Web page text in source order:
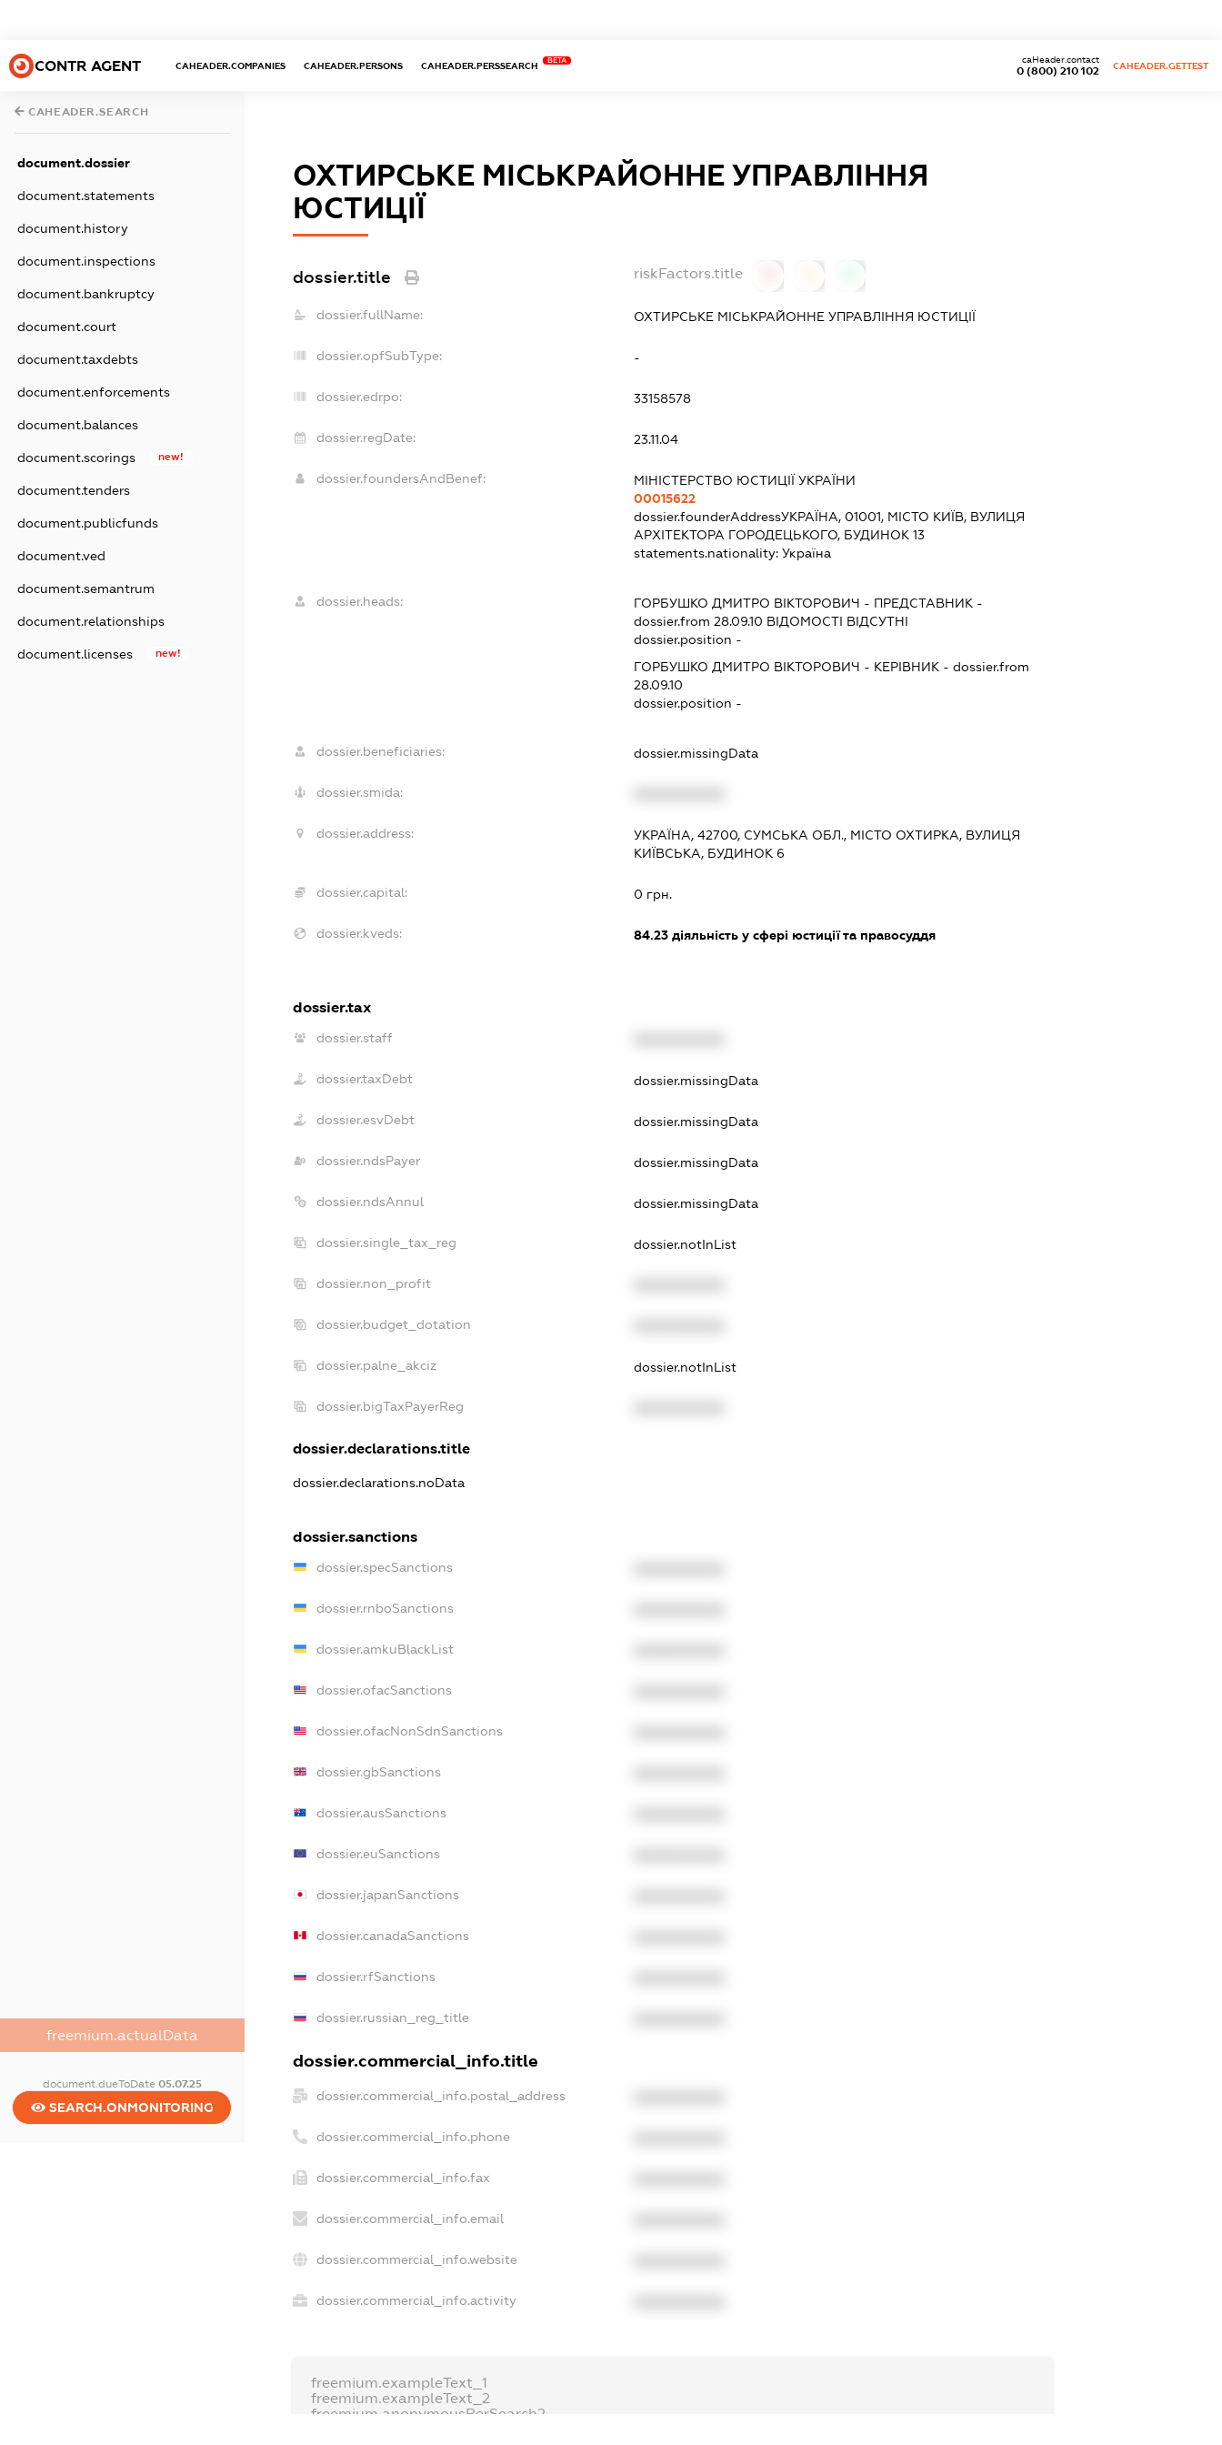
CONTR AGENT CAHEADER.COMPANIES CAHEADER.PERSONS CAHEADER.PERSSEARCH
BETA
0 (800) 210 102
caHeader.contact
CAHEADER.GETTEST
CAHEADER.SEARCH
document.dossier
document.statements
document.history
document.inspections
document.bankruptcy
document.court
document.taxdebts
document.enforcements
document.balances
document.scorings new!
document.tenders
document.publicfunds
document.ved
document.semantrum
document.relationships
document.licenses new!
freemium.actualData
document.dueToDate 05.07.25
SEARCH.ONMONITORING
ОХТИРСЬКЕ МІСЬКРАЙОННЕ УПРАВЛІННЯ
ЮСТИЦІЇ
dossier.title riskFactors.title
dossier.fullName: ОХТИРСЬКЕ МІСЬКРАЙОННЕ УПРАВЛІННЯ ЮСТИЦІЇ
dossier.opfSubType: -
dossier.edrpo: 33158578
dossier.regDate: 23.11.04
dossier.foundersAndBenef:
МІНІСТЕРСТВО ЮСТИЦІЇ УКРАЇНИ
00015622
dossier.founderAddressУКРАЇНА, 01001, МІСТО КИЇВ, ВУЛИЦЯ
АРХІТЕКТОРА ГОРОДЕЦЬКОГО, БУДИНОК 13
statements.nationality:Україна
dossier.heads: ГОРБУШКО ДМИТРО ВІКТОРОВИЧ - ПРЕДСТАВНИК -
dossier.from 28.09.10 ВІДОМОСТІ ВІДСУТНІ
dossier.position -
ГОРБУШКО ДМИТРО ВІКТОРОВИЧ - КЕРІВНИК - dossier.from
28.09.10
dossier.position -
dossier.beneficiaries: dossier.missingData
dossier.smida:
dossier.address:
УКРАЇНА, 42700, СУМСЬКА ОБЛ., МІСТО ОХТИРКА, ВУЛИЦЯ
КИЇВСЬКА, БУДИНОК 6
dossier.capital: 0 грн.
dossier.kveds: 84.23 діяльність у сфері юстиції та правосуддя
dossier.tax
dossier.staff
dossier.taxDebt dossier.missingData
dossier.esvDebt dossier.missingData
dossier.ndsPayer dossier.missingData
dossier.ndsAnnul dossier.missingData
dossier.single_tax_reg dossier.notInList
dossier.non_profit
dossier.budget_dotation
dossier.palne_akciz dossier.notInList
dossier.bigTaxPayerReg
dossier.declarations.title
dossier.declarations.noData
dossier.sanctions
dossier.specSanctions
dossier.rnboSanctions
dossier.amkuBlackList
dossier.ofacSanctions
dossier.ofacNonSdnSanctions
dossier.gbSanctions
dossier.ausSanctions
dossier.euSanctions
dossier.japanSanctions
dossier.canadaSanctions
dossier.rfSanctions
dossier.russian_reg_title
dossier.commercial_info.title
dossier.commercial_info.postal_address
dossier.commercial_info.phone
dossier.commercial_info.fax
dossier.commercial_info.email
dossier.commercial_info.website
dossier.commercial_info.activity
freemium.exampleText_1
freemium.exampleText_2
freemium.anonymousPerSearch2